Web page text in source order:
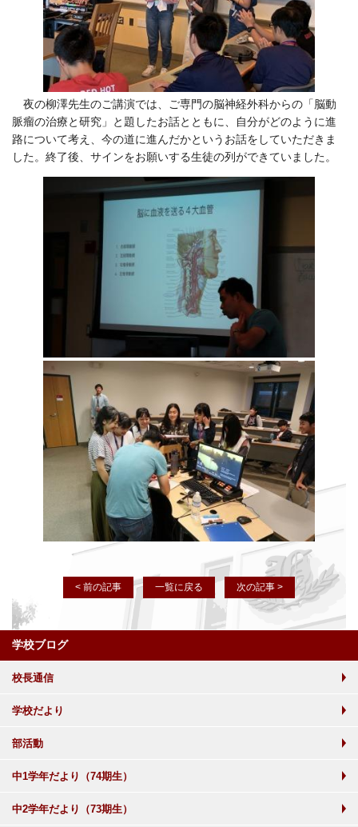
夜の柳澤先生のご講演では、ご専門の脳神経外科からの「脳動
脈瘤の治療と研究」と題したお話とともに、自分がどのように進
路について考え、今の道に進んだかというお話をしていただきま
した。終了後、サインをお願いする生徒の列ができていました。
< 前の記事 一覧に戻る 次の記事 >
学校ブログ
校長通信
学校だより
部活動
中1学年だより（74期生）
中2学年だより（73期生）